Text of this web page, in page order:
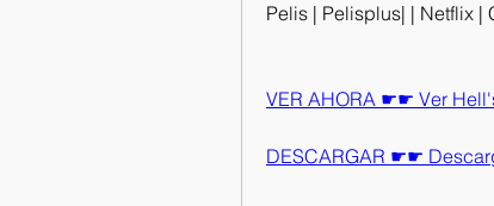
Pelis | Pelisplus| | Netflix
VER AHORA ☛☛ Ver
DESCARGAR ☛☛